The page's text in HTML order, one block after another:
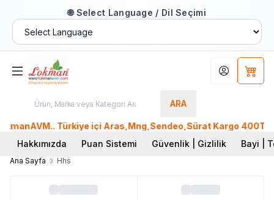
🌐 Select Language / Dil Seçimi
ARA
Hesabım
Türkiye içi Aras,Mng,Sendeo,Sürat Kargo 400TL
Hakkımızda
Puan Sistemi Güvenlik | Gizlilik Bayi |
Ana Sayfa Hhs